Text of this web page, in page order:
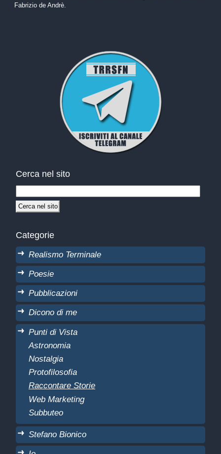
Fabrizio de Andrè.
Cerca nel sito
Categorie
Realismo Terminale
Poesie
Pubblicazioni
Dicono di me
Punti di Vista
Astronomia
Nostalgia
Protofilosofia
Raccontare Storie
Web Marketing
Subbuteo
Stefano Bionico